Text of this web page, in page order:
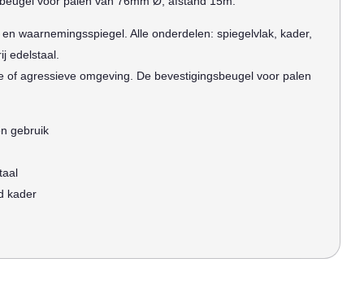
waarnemingsspiegel. Alle onderdelen: spiegelvlak, kader,
edelstaal.
of agressieve omgeving. De bevestigingsbeugel voor palen
gebruik
kader